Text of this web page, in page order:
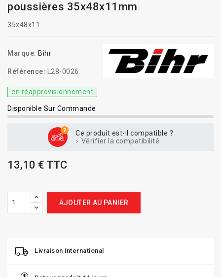
poussières 35x48x11mm
35x48x11
Marque: Bihr
Référence: L28-0026
en réapprovisionnement
Disponible Sur Commande
Ce produit est-il compatible ?
Vérifier la compatibilité
13,10 € TTC
AJOUTER AU PANIER
Livraison international